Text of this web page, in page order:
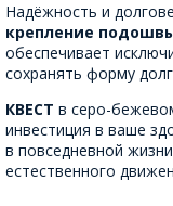
Надёжность и
крепление
обеспечивает
сохранять форму
КВЕСТ в серо-
инвестиция в ваше
в повседневной
естественного